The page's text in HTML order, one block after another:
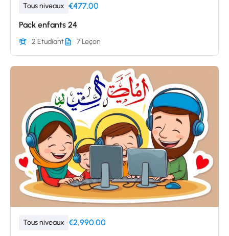
Tous niveaux €477.00
Pack enfants 24
2 Etudiant 7 Leçon
Tous niveaux €2,990.00